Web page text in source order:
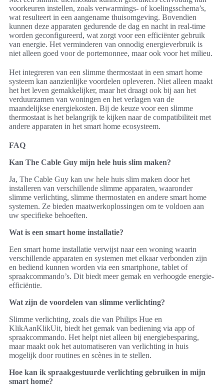
voorkeuren instellen, zoals verwarmings- of koelingsschema’s,
wat resulteert in een aangename thuisomgeving. Bovendien
kunnen deze apparaten gedurende de dag en nacht in real-time
worden geconfigureerd, wat zorgt voor een efficiënter gebruik
van energie. Het verminderen van onnodig energieverbruik is
niet alleen goed voor de portemonnee, maar ook voor het milieu.
Het integreren van een slimme thermostaat in een smart home
systeem kan aanzienlijke voordelen opleveren. Niet alleen maakt
het het leven gemakkelijker, maar het draagt ook bij aan het
verduurzamen van woningen en het verlagen van de
maandelijkse energiekosten. Bij de keuze voor een slimme
thermostaat is het belangrijk te kijken naar de compatibiliteit met
andere apparaten in het smart home ecosysteem.
FAQ
Kan The Cable Guy mijn hele huis slim maken?
Ja, The Cable Guy kan uw hele huis slim maken door het
installeren van verschillende slimme apparaten, waaronder
slimme verlichting, slimme thermostaten en andere smart home
systemen. Ze bieden maatwerkoplossingen om te voldoen aan
uw specifieke behoeften.
Wat is een smart home installatie?
Een smart home installatie verwijst naar een woning waarin
verschillende apparaten en systemen met elkaar verbonden zijn
en bediend kunnen worden via een smartphone, tablet of
spraakcommando’s. Dit biedt meer gemak en verhoogde energie-
efficiëntie.
Wat zijn de voordelen van slimme verlichting?
Slimme verlichting, zoals die van Philips Hue en
KlikAanKlikUit, biedt het gemak van bediening via app of
spraakcommando. Het helpt niet alleen bij energiebesparing,
maar maakt ook het automatiseren van verlichting in huis
mogelijk door routines en scènes in te stellen.
Hoe kan ik spraakgestuurde verlichting gebruiken in mijn
smart home?